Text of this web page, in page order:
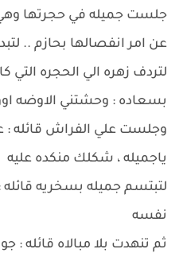
جلست جميله في حجرتها
عن امر انفصالها بحازم ..
لتردف زهره الي الحجره التي
بسعاده : وحشتني الاوضه
وجلست علي الفراش قائله :
ياجميله ، شكلك منكده عليه
لتبتسم جميله بسخريه قائله
نفسه
ثم تنهدت بلا مبالاه قائله :